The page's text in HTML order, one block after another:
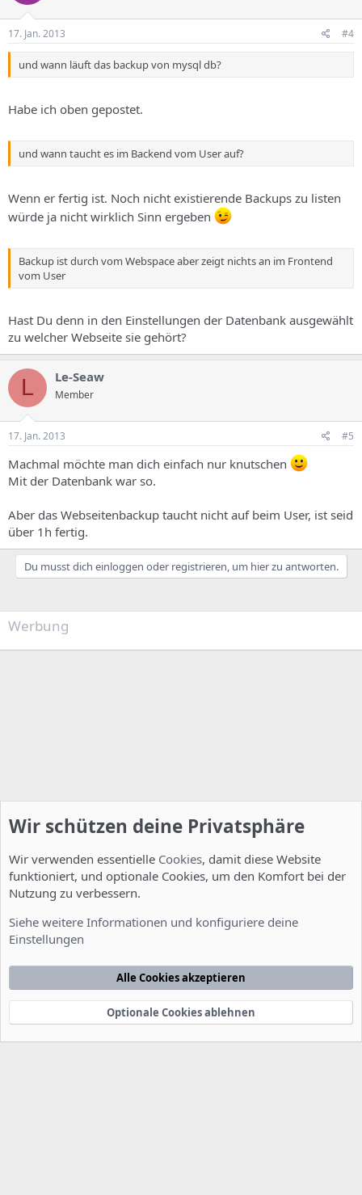
17. Jan. 2013 #4
und wann läuft das backup von mysql db?
Habe ich oben gepostet.
und wann taucht es im Backend vom User auf?
Wenn er fertig ist. Noch nicht existierende Backups zu listen
würde ja nicht wirklich Sinn ergeben
Backup ist durch vom Webspace aber zeigt nichts an im Frontend
vom User
Hast Du denn in den Einstellungen der Datenbank ausgewählt
zu welcher Webseite sie gehört?
L Le-Seaw
Member
17. Jan. 2013 #5
Machmal möchte man dich einfach nur knutschen
Mit der Datenbank war so.
Aber das Webseitenbackup taucht nicht auf beim User, ist seid
über 1h fertig.
Du musst dich einloggen oder registrieren, um hier zu antworten.
Werbung
Nutzungsbedingungen Datenschutzerklärung
Startseite
e
Community platform by XenForo® © 2010-2022 XenForo Ltd.
xenDach©2010-2014
Wir schützen deine Privatsphäre
Wir verwenden essentielle Cookies, damit diese Website
funktioniert, und optionale Cookies, um den Komfort bei der
Nutzung zu verbessern.
Siehe weitere Informationen und konfiguriere deine
Einstellungen
Alle Cookies akzeptieren
Optionale Cookies ablehnen